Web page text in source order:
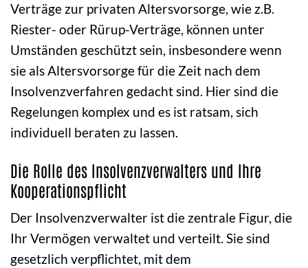
Verträge zur privaten Altersvorsorge, wie z.B.
Riester- oder Rürup-Verträge, können unter
Umständen geschützt sein, insbesondere wenn
sie als Altersvorsorge für die Zeit nach dem
Insolvenzverfahren gedacht sind. Hier sind die
Regelungen komplex und es ist ratsam, sich
individuell beraten zu lassen.
Die Rolle des Insolvenzverwalters und Ihre
Kooperationspflicht
Der Insolvenzverwalter ist die zentrale Figur, die
Ihr Vermögen verwaltet und verteilt. Sie sind
gesetzlich verpflichtet, mit dem